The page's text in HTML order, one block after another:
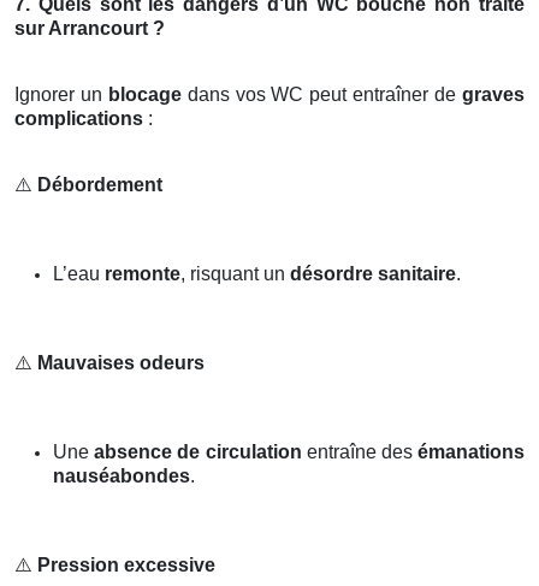
7. Quels sont les dangers d’un WC bouché non traité
sur Arrancourt ?
Ignorer un blocagedans vos WC peut entraîner degraves
complications :
⚠️ Débordement
L’eau remonte, risquant un désordre sanitaire.
⚠️ Mauvaises odeurs
Uneabsence de circulation entraîne desémanations
nauséabondes.
⚠️ Pression excessive